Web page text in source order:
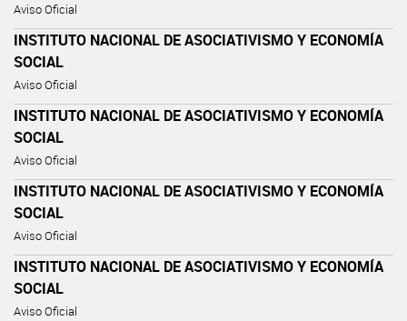
Aviso Oficial
INSTITUTO NACIONAL DE ASOCIATIVISMO Y ECONOMÍA
SOCIAL
Aviso Oficial
INSTITUTO NACIONAL DE ASOCIATIVISMO Y ECONOMÍA
SOCIAL
Aviso Oficial
INSTITUTO NACIONAL DE ASOCIATIVISMO Y ECONOMÍA
SOCIAL
Aviso Oficial
INSTITUTO NACIONAL DE ASOCIATIVISMO Y ECONOMÍA
SOCIAL
Aviso Oficial